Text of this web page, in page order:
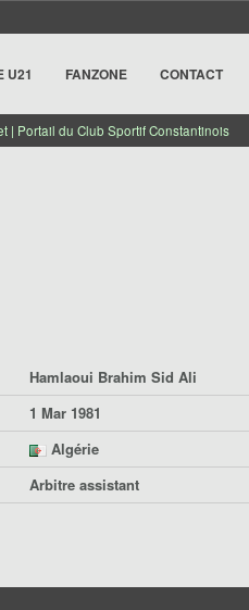
U21 FANZONE CONTACT
| Portail du Club Sportif Constantinois
Hamlaoui Brahim Sid Ali
1 Mar 1981
Algérie
Arbitre assistant